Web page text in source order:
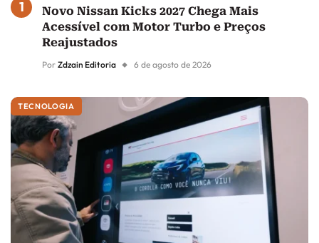
Novo Nissan Kicks 2027 Chega Mais
Acessível com Motor Turbo e Preços
Reajustados
Por Zdzain Editoria 6 de agosto de 2026
TECNOLOGIA